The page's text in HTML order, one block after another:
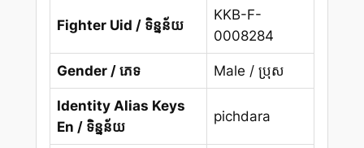
Fighter Uid / ទិន្នន័យ
KKB-F-
0008284
Gender / ភេទ Male / ប្រុស
Identity Alias Keys
En / ទិន្នន័យ
pichdara